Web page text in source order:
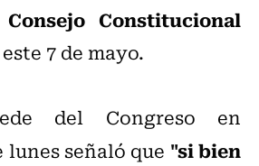
Consejo Constitucional
7 de mayo.
del Congreso en
lunes señaló que "si bien